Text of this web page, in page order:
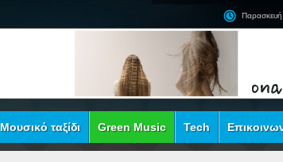
Μουσικό ταξίδι Green Music Tech